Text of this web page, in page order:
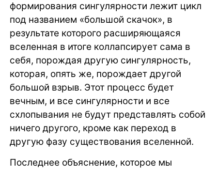
формирования сингулярности лежит цикл
под названием «большой скачок», в
результате которого расширяющаяся
вселенная в итоге коллапсирует сама в
себя, порождая другую сингулярность,
которая, опять же, порождает другой
большой взрыв. Этот процесс будет
вечным, и все сингулярности и все
схлопывания не будут представлять собой
ничего другого, кроме как переход в
другую фазу существования вселенной.
Последнее объяснение, которое мы